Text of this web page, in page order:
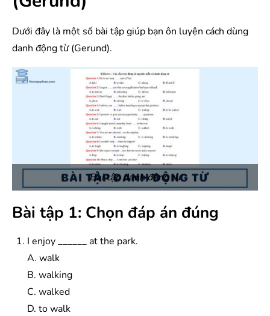
Dưới đây là một số bài tập giúp bạn ôn luyện cách dùng
danh động từ (Gerund).
Bài tập danh động từ
Bài tập 1: Chọn đáp án đúng
I enjoy ______ at the park.
A. walk
B. walking
C. walked
D. to walk